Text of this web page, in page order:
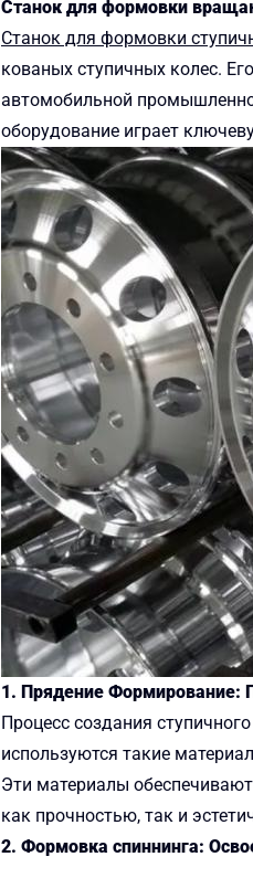
Станок для формовки
Станок для формовки
кованых ступичных колес.
автомобильной
оборудование играет
1. Прядение Формирование:
Процесс создания
используются такие
Эти материалы
как прочностью, так и
2. Формовка спиннинга: